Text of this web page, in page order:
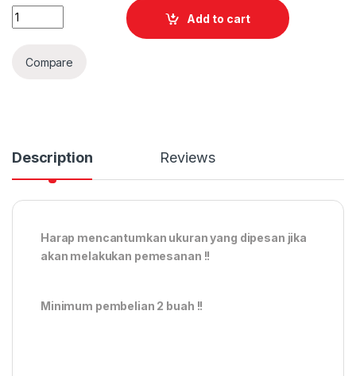
Quantity
Add to cart
Compare
Description Reviews
Harap mencantumkan ukuran yang dipesan jika
akan melakukan pemesanan !!
Minimum pembelian 2 buah !!